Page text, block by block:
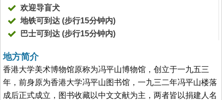
欢迎导盲犬
地铁可到达 (步行15分钟内)
巴士可到达 (步行15分钟内)
地方简介
香港大学美术博物馆原称为冯平山博物馆，创立于一九五三
年，前身原为香港大学冯平山图书馆，一九三二年冯平山楼落
成后正式成立，图书收藏以中文文献为主，两者皆以捐建人名